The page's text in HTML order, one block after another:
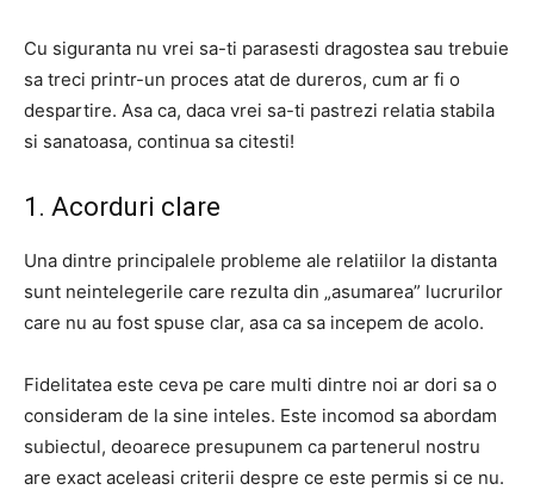
Cu siguranta nu vrei sa-ti parasesti dragostea sau trebuie
sa treci printr-un proces atat de dureros, cum ar fi o
despartire. Asa ca, daca vrei sa-ti pastrezi relatia stabila
si sanatoasa, continua sa citesti!
1. Acorduri clare
Una dintre principalele probleme ale relatiilor la distanta
sunt neintelegerile care rezulta din „asumarea” lucrurilor
care nu au fost spuse clar, asa ca sa incepem de acolo.
Fidelitatea este ceva pe care multi dintre noi ar dori sa o
consideram de la sine inteles. Este incomod sa abordam
subiectul, deoarece presupunem ca partenerul nostru
are exact aceleasi criterii despre ce este permis si ce nu.